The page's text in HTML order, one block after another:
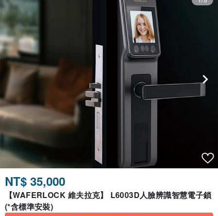
NT$ 35,000
【WAFERLOCK 維夫拉克】 L6003D人臉辨識智慧電子鎖
(*含標準安裝)